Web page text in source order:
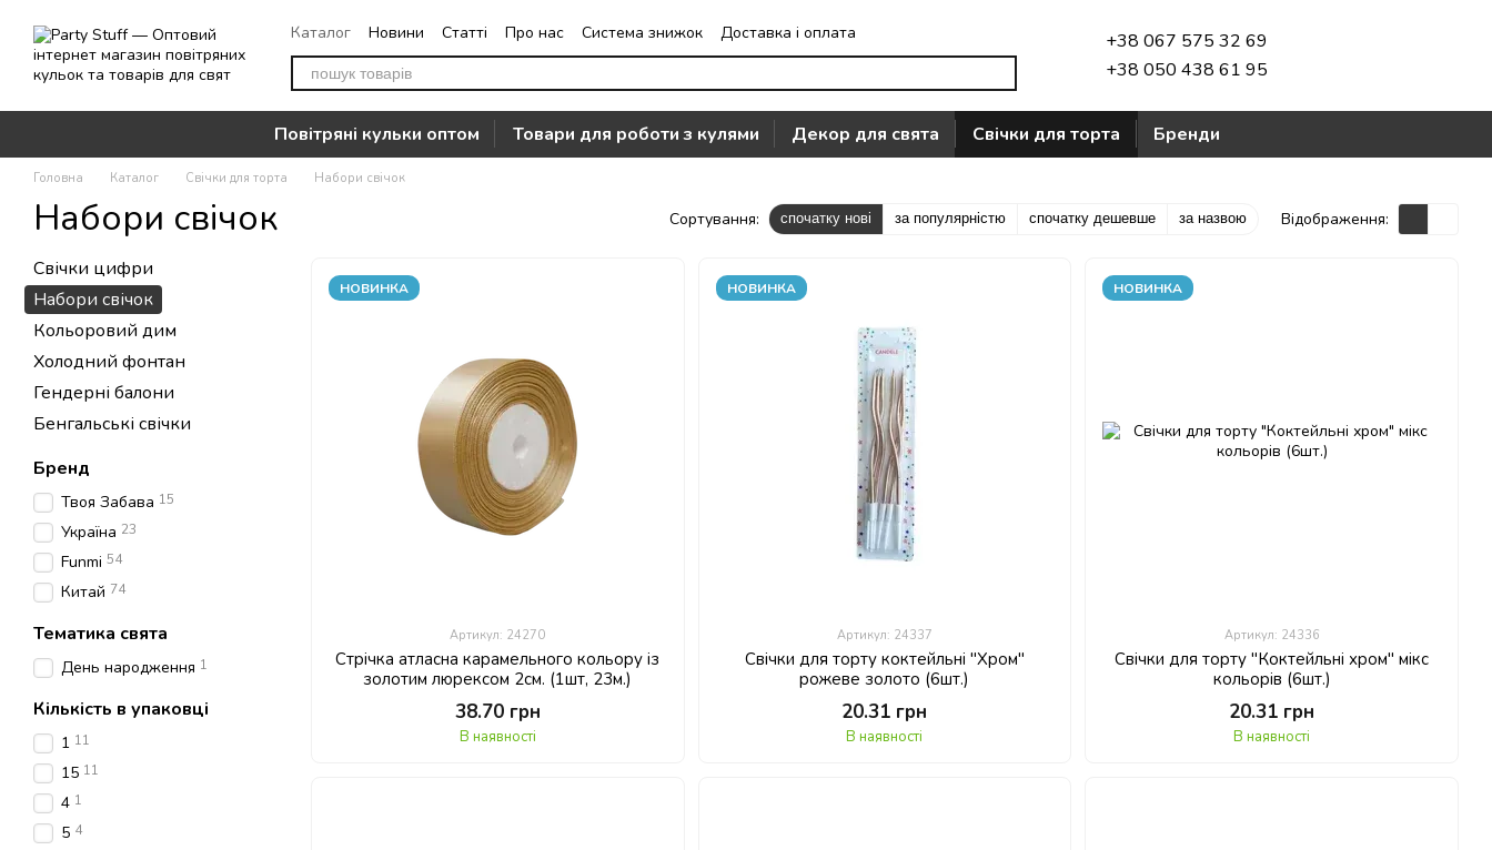
Каталог Новини Статті Про нас Система знижок
Доставка і оплата
Повернення
Контакти Часто задавані питання Відгуки про магазин
+38 067 575 32 69
+38 050 438 61 95
Повітряні кульки оптом Товари для роботи з кулями Декор для свята Свічки для торта Бренди
Головна Каталог Свічки для торта Набори свічок
Набори свічок Сортування: спочатку нові за популярністю спочатку дешевше за назвою Відображення:
НОВИНКА
Артикул: 24270
Стрічка атласна карамельного кольору із
золотим люрексом 2см. (1шт, 23м.)
38.70 грн
В наявності
НОВИНКА
Артикул: 24337
Свічки для торту коктейльні "Хром"
рожеве золото (6шт.)
20.31 грн
В наявності
НОВИНКА
Артикул: 24336
Свічки для торту "Коктейльні хром" мікс
кольорів (6шт.)
20.31 грн
В наявності
Свічки цифри
Набори свічок
Кольоровий дим
Холодний фонтан
Гендерні балони
Бенгальські свічки
Бренд
Твоя Забава 15
Україна 23
Funmi 54
Китай 74
Тематика свята
День народження 1
Кількість в упаковці
1 11
15 11
4 1
5 4